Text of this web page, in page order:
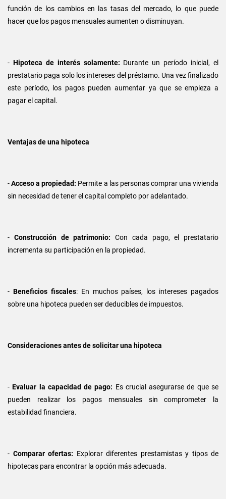
función de los cambios en las tasas del mercado, lo que puede
hacer que los pagos mensuales aumenten o disminuyan.
- Hipoteca de interés solamente: Durante un período inicial, el
prestatario paga solo los intereses del préstamo. Una vez finalizado
este período, los pagos pueden aumentar ya que se empieza a
pagar el capital.
Ventajas de una hipoteca
-Acceso a propiedad: Permite a las personas comprar una vivienda
sin necesidad de tener el capital completo por adelantado.
- Construcción de patrimonio: Con cada pago, el prestatario
incrementa su participación en la propiedad.
- Beneficios fiscales: En muchos países, los intereses pagados
sobre una hipoteca pueden ser deducibles de impuestos.
Consideraciones antes de solicitar una hipoteca
-Evaluar la capacidad de pago: Es crucial asegurarse de que se
pueden realizar los pagos mensuales sin comprometer la
estabilidad financiera.
- Comparar ofertas: Explorar diferentes prestamistas y tipos de
hipotecas para encontrar la opción más adecuada.